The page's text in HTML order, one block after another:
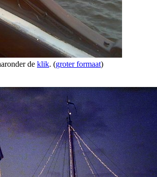
de klik. (groter formaat)